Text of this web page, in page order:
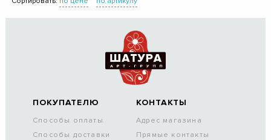
ПОКУПАТЕЛЮ
Способы оплаты
Способы доставки
КОНТАКТЫ
Адрес магазина
Прямые контакты